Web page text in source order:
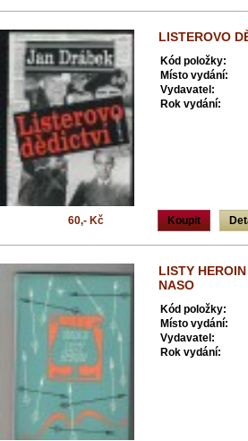
LISTEROVO
Kód položky:
Místo vydání:
Vydavatel:
Rok vydání:
Koupit
60,- Kč
LISTY
NASO
Kód položky:
Místo vydání:
Vydavatel:
Rok vydání: